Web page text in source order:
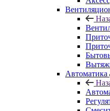
Автоматика